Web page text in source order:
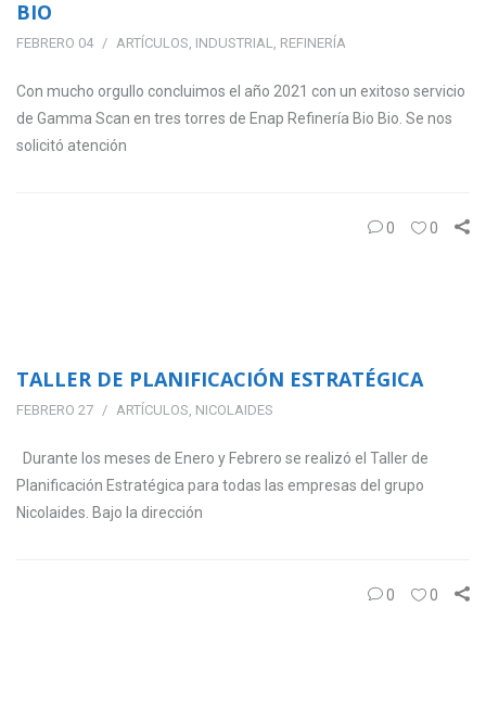
BIO
FEBRERO 04 ARTÍCULOS, INDUSTRIAL, REFINERÍA
Con mucho orgullo concluimos el año 2021 con un exitoso servicio
de Gamma Scan en tres torres de Enap Refinería Bio Bio. Se nos
solicitó atención
0 0
TALLER DE PLANIFICACIÓN ESTRATÉGICA
FEBRERO 27 ARTÍCULOS, NICOLAIDES
Durante los meses de Enero y Febrero se realizó el Taller de
Planificación Estratégica para todas las empresas del grupo
Nicolaides. Bajo la dirección
0 0